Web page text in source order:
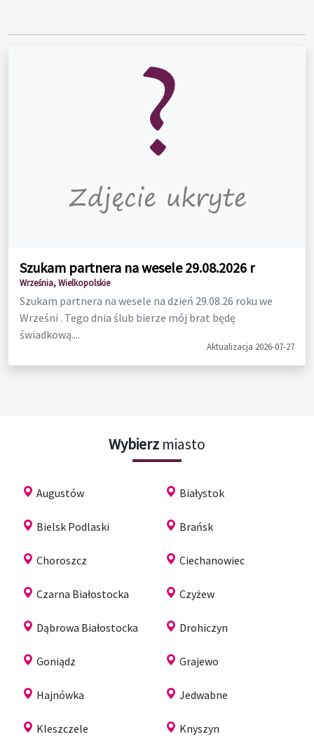
Szukam partnera na wesele 29.08.2026 r
Września, Wielkopolskie
Szukam partnera na wesele na dzień 29.08.26 roku we
Wrześni . Tego dnia ślub bierze mój brat będę
świadkową....
Aktualizacja 2026-07-27
Wybierz miasto
Augustów Białystok
Bielsk Podlaski Brańsk
Choroszcz Ciechanowiec
Czarna Białostocka Czyżew
Dąbrowa Białostocka Drohiczyn
Goniądz Grajewo
Hajnówka Jedwabne
Kleszczele Knyszyn